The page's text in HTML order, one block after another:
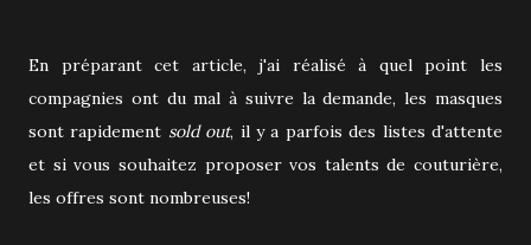
En préparant cet article, j'ai réalisé à quel point les
compagnies ont du mal à suivre la demande, les masques
sont rapidement sold out, il y a parfois des listes d'attente
et si vous souhaitez proposer vos talents de couturière,
les offres sont nombreuses!